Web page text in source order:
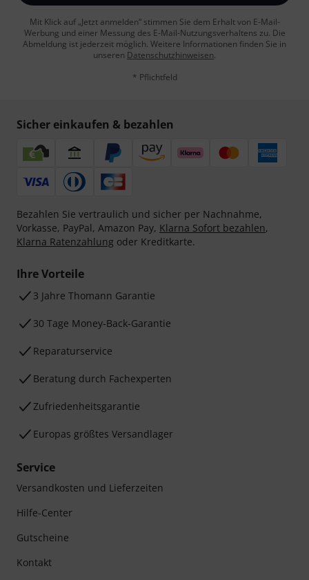
Mit Klick auf „Jetzt anmelden“ stimmen Sie dem Erhalt von E-Mail-
Werbung und einer Messung des E-Mail-Nutzungsverhaltens zu. Die
Abmeldung ist jederzeit möglich. Weitere Informationen finden Sie in
unseren Datenschutzhinweisen.
* Pflichtfeld
Sicher einkaufen & bezahlen
Bezahlen Sie vertraulich und sicher per Nachnahme,
Vorkasse, PayPal, Amazon Pay, Klarna Sofort bezahlen,
Klarna Ratenzahlung oder Kreditkarte.
Ihre Vorteile
3 Jahre Thomann Garantie
30 Tage Money-Back-Garantie
Reparaturservice
Beratung durch Fachexperten
Zufriedenheitsgarantie
Europas größtes Versandlager
Service
Versandkosten und Lieferzeiten
Hilfe-Center
Gutscheine
Kontakt